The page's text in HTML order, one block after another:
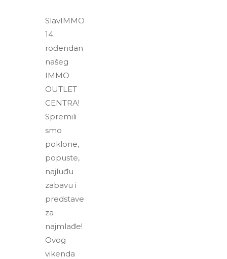
SlavIMMO
14.
rođendan
našeg
IMMO
OUTLET
CENTRA!
Spremili
smo
poklone,
popuste,
najluđu
zabavu i
predstave
za
najmlađe!
Ovog
vikenda